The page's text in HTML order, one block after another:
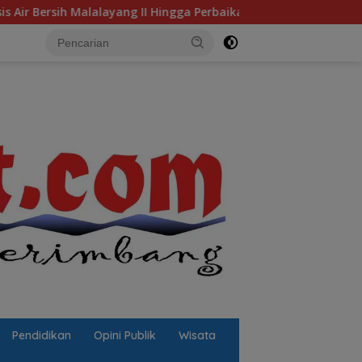
II Hingga Perbaikan Infrastruktur
Pendidikan Opini Publik Wisata